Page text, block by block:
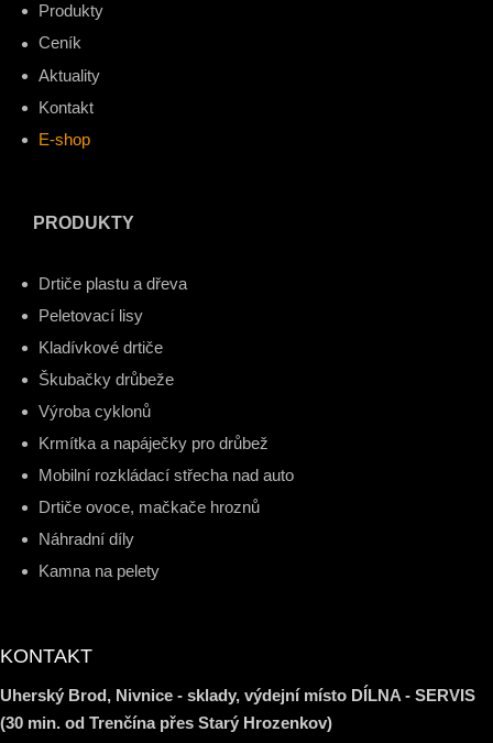
Produkty
Ceník
Aktuality
Kontakt
E-shop
PRODUKTY
Drtiče plastu a dřeva
Peletovací lisy
Kladívkové drtiče
Škubačky drůbeže
Výroba cyklonů
Krmítka a napáječky pro drůbež
Mobilní rozkládací střecha nad auto
Drtiče ovoce, mačkače hroznů
Náhradní díly
Kamna na pelety
KONTAKT
Uherský Brod, Nivnice - sklady, výdejní místo DÍLNA - SERVIS
(30 min. od Trenčína přes Starý Hrozenkov)